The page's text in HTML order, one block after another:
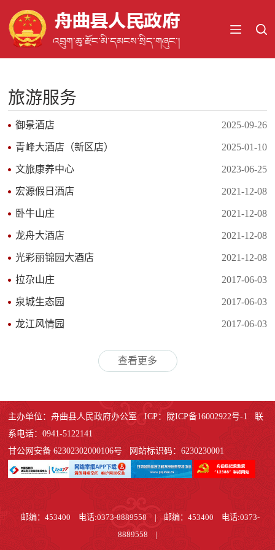
旅游服务
2025-09-26
御景酒店
2025-01-10
青峰大酒店（新区店）
2023-06-25
文旅康养中心
2021-12-08
宏源假日酒店
2021-12-08
卧牛山庄
2021-12-08
龙舟大酒店
2021-12-08
光彩丽锦园大酒店
2017-06-03
拉尕山庄
2017-06-03
泉城生态园
2017-06-03
龙江风情园
查看更多
主办单位：舟曲县人民政府办公室 ICP：陇ICP备16002922号-1 联
系电话：0941-5122141
甘公网安备 62302302000106号 网站标识码：6230230001
邮编：453400 电话:0373-8889558 |
邮编：453400 电话:0373-
8889558
|